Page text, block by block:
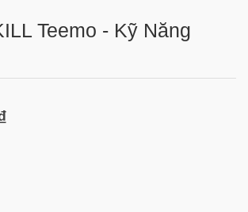
Teemo - Kỹ Năng